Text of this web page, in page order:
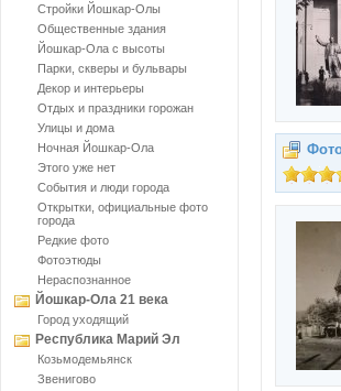
Стройки Йошкар-Олы
Общественные здания
Йошкар-Ола с высоты
Парки, скверы и бульвары
Декор и интерьеры
Отдых и праздники горожан
Улицы и дома
Ночная Йошкар-Ола
Этого уже нет
События и люди города
Открытки, официальные фото
города
Редкие фото
Фотоэтюды
Нераспознанное
Йошкар-Ола 21 века
Город уходящий
Республика Марий Эл
Козьмодемьянск
Звенигово